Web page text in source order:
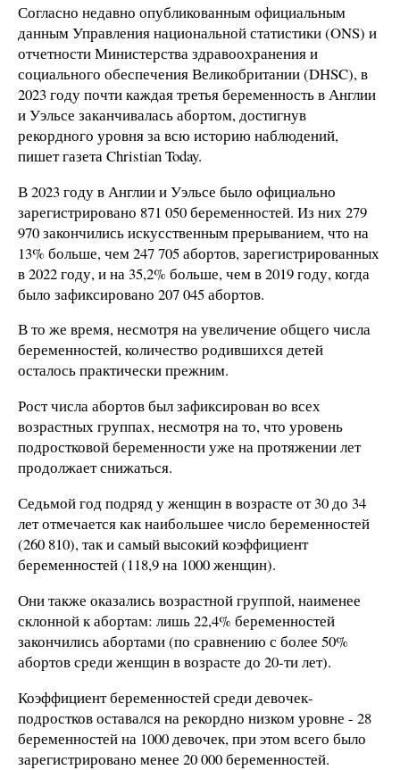
Согласно недавно опубликованным официальным
данным Управления национальной статистики (ONS) и
отчетности Министерства здравоохранения и
социального обеспечения Великобритании (DHSC), в
2023 году почти каждая третья беременность в Англии
и Уэльсе заканчивалась абортом, достигнув
рекордного уровня за всю историю наблюдений,
пишет газета Christian Today.
В 2023 году в Англии и Уэльсе было официально
зарегистрировано 871 050 беременностей. Из них 279
970 закончились искусственным прерыванием, что на
13% больше, чем 247 705 абортов, зарегистрированных
в 2022 году, и на 35,2% больше, чем в 2019 году, когда
было зафиксировано 207 045 абортов.
В то же время, несмотря на увеличение общего числа
беременностей, количество родившихся детей
осталось практически прежним.
Рост числа абортов был зафиксирован во всех
возрастных группах, несмотря на то, что уровень
подростковой беременности уже на протяжении лет
продолжает снижаться.
Седьмой год подряд у женщин в возрасте от 30 до 34
лет отмечается как наибольшее число беременностей
(260 810), так и самый высокий коэффициент
беременностей (118,9 на 1000 женщин).
Они также оказались возрастной группой, наименее
склонной к абортам: лишь 22,4% беременностей
закончились абортами (по сравнению с более 50%
абортов среди женщин в возрасте до 20-ти лет).
Коэффициент беременностей среди девочек-
подростков оставался на рекордно низком уровне - 28
беременностей на 1000 девочек, при этом всего было
зарегистрировано менее 20 000 беременностей.